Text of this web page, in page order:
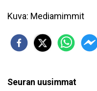
Kuva: Mediamimmit
Seuran uusimmat